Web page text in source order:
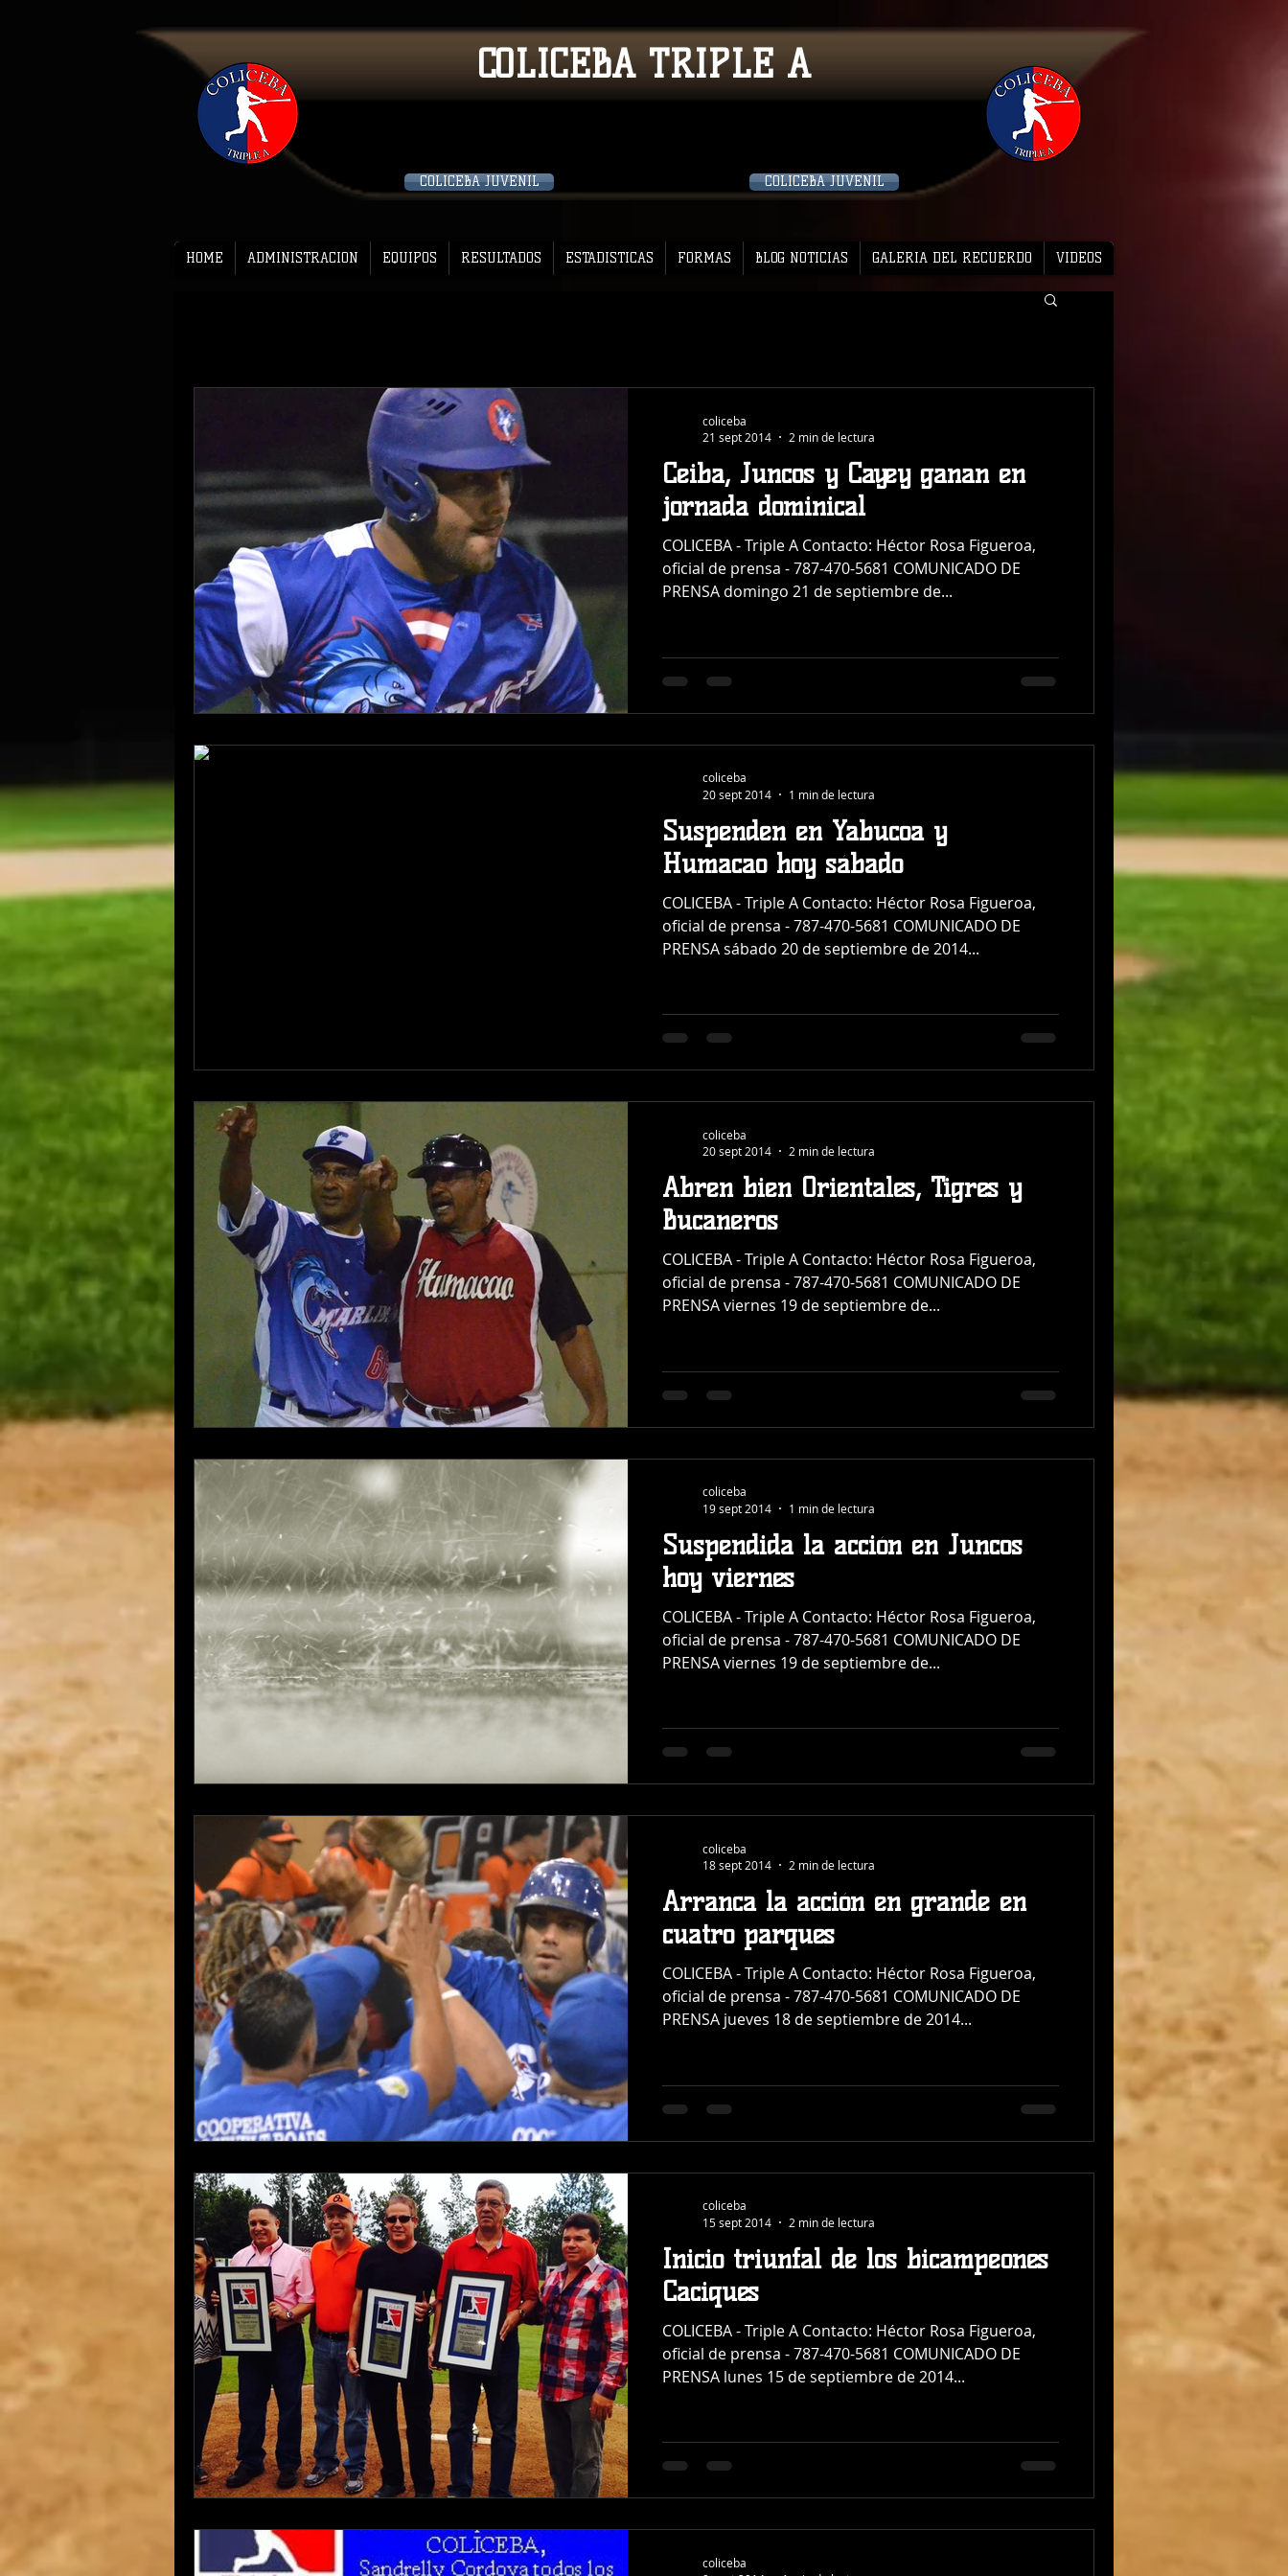
COLICEBA TRIPLE A
COLICEBA JUVENIL COLICEBA JUVENIL
HOME ADMINISTRACION EQUIPOS RESULTADOS ESTADISTICAS FORMAS BLOG NOTICIAS GALERIA DEL RECUERDO VIDEOS
Ceiba, Juncos y Cayey ganan en
jornada dominical
COLICEBA - Triple A Contacto: Héctor Rosa Figueroa,
oficial de prensa - 787-470-5681 COMUNICADO DE
PRENSA domingo 21 de septiembre de...
coliceba
21 sept 2014
2 min de lectura
Suspenden en Yabucoa y
Humacao hoy sábado
COLICEBA - Triple A Contacto: Héctor Rosa Figueroa,
oficial de prensa - 787-470-5681 COMUNICADO DE
PRENSA sábado 20 de septiembre de 2014...
coliceba
20 sept 2014
1 min de lectura
Abren bien Orientales, Tigres y
Bucaneros
COLICEBA - Triple A Contacto: Héctor Rosa Figueroa,
oficial de prensa - 787-470-5681 COMUNICADO DE
PRENSA viernes 19 de septiembre de...
coliceba
20 sept 2014
2 min de lectura
Suspendida la acción en Juncos
hoy viernes
COLICEBA - Triple A Contacto: Héctor Rosa Figueroa,
oficial de prensa - 787-470-5681 COMUNICADO DE
PRENSA viernes 19 de septiembre de...
coliceba
19 sept 2014
1 min de lectura
Arranca la acción en grande en
cuatro parques
COLICEBA - Triple A Contacto: Héctor Rosa Figueroa,
oficial de prensa - 787-470-5681 COMUNICADO DE
PRENSA jueves 18 de septiembre de 2014...
coliceba
18 sept 2014
2 min de lectura
Inicio triunfal de los bicampeones
Caciques
COLICEBA - Triple A Contacto: Héctor Rosa Figueroa,
oficial de prensa - 787-470-5681 COMUNICADO DE
PRENSA lunes 15 de septiembre de 2014...
coliceba
15 sept 2014
2 min de lectura
coliceba